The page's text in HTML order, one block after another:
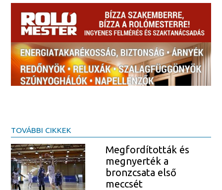
TOVÁBBI CIKKEK
Megfordították és
megnyerték a
bronzcsata első
meccsét